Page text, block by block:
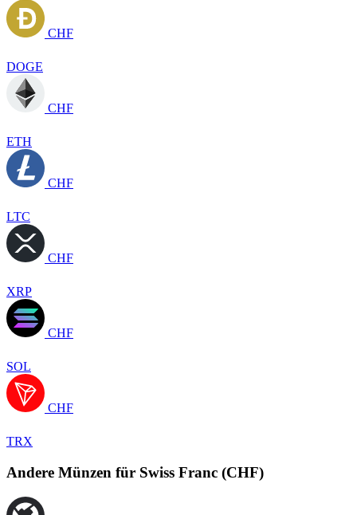
CHF
DOGE
CHF
ETH
CHF
LTC
CHF
XRP
CHF
SOL
CHF
TRX
Andere Münzen für Swiss Franc (CHF)